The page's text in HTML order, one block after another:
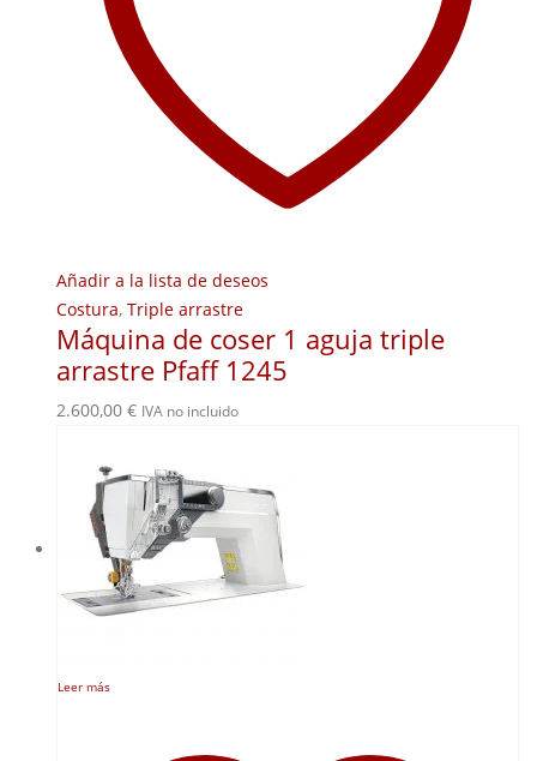
Añadir a la lista de deseos
Costura, Triple arrastre
Máquina de coser 1 aguja triple
arrastre Pfaff 1245
2.600,00 € IVA no incluido
Leer más